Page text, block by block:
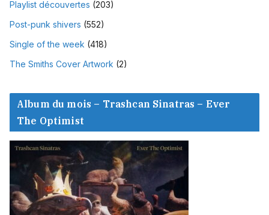
Playlist découvertes (203)
Post-punk shivers (552)
Single of the week (418)
The Smiths Cover Artwork (2)
Album du mois – Trashcan Sinatras – Ever
The Optimist